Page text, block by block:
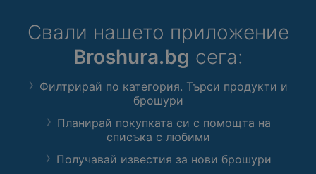
Свали нашето приложение
Broshura.bg сега:
Филтрирай по категория. Търси продукти и
брошури
Планирай покупката си с помощта на
списъка с любими
Получавай известия за нови брошури